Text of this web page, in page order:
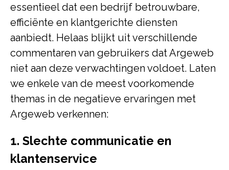
essentieel dat een bedrijf betrouwbare,
efficiënte en klantgerichte diensten
aanbiedt. Helaas blijkt uit verschillende
commentaren van gebruikers dat Argeweb
niet aan deze verwachtingen voldoet. Laten
we enkele van de meest voorkomende
themas in de negatieve ervaringen met
Argeweb verkennen:
1. Slechte communicatie en
klantenservice